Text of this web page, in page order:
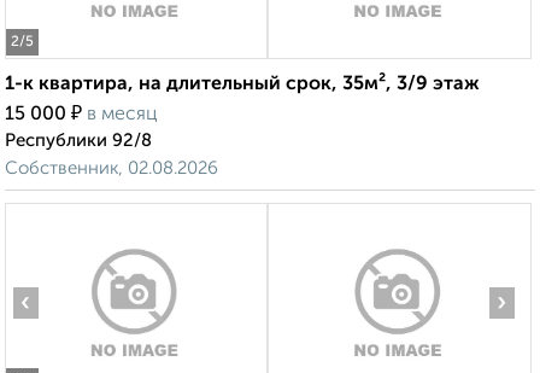
2/5
1-к квартира, на длительный срок, 35м², 3/9 этаж
15 000 ₽ в месяц
Республики 92/8
Собственник, 02.08.2026
‹ ›